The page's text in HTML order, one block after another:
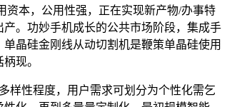
资本，公用性强，正在实现新产物/办事特
。功妙手机成长的公共市场阶段，集成手
晶硅金刚线从动切割机是鞭策单晶硅使用
现。
性程度，用户需求可划分为个性化需乞